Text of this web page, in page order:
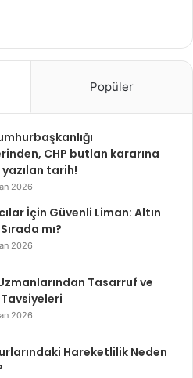
Popüler
CHP butlan kararına
tarih!
2026
İçin Güvenli Liman: Altın
mı?
2026
Tasarruf ve
Tavsiyeleri
2026
Hareketlilik Neden